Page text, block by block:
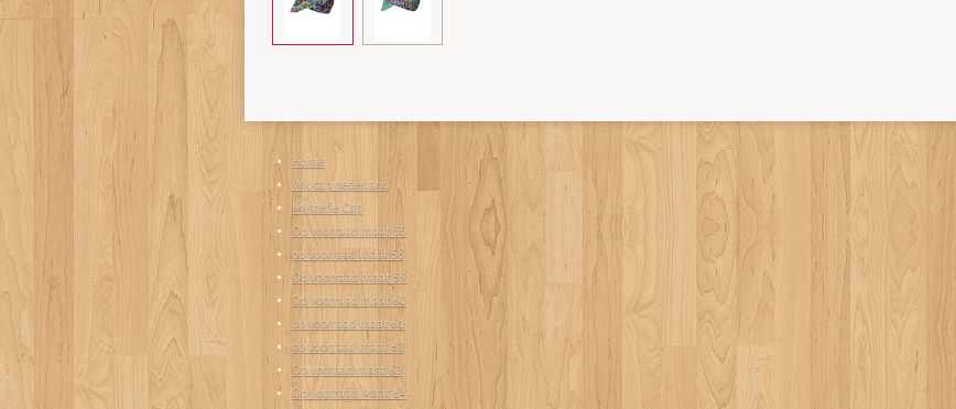
Home
Wk cap nederland
Mysterie Cap
Op voorraad maat 55
op voorraad maat 58
Op voorraad maat 59
Op voorraad maat 60
op voorraad maat 61
op voorraad maat 62
Op vooraad maat 63
Op voorraad Maat 64